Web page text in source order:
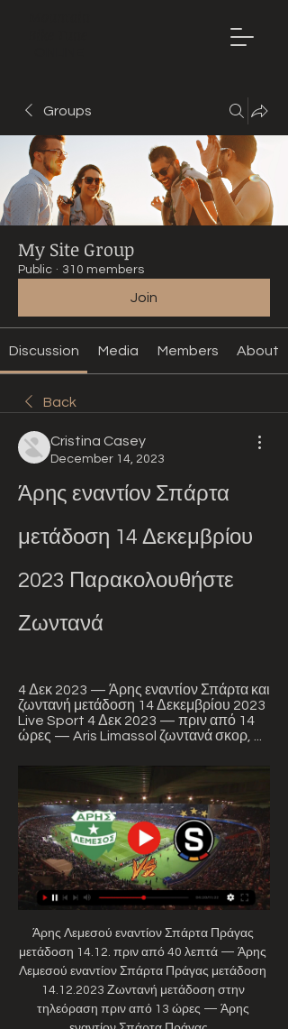
Groups
My Site Group
Public · 310 members
Join
Discussion Media Members About
Back
Cristina Casey
December 14, 2023
Άρης εναντίον Σπάρτα
μετάδοση 14 Δεκεμβρίου
2023 Παρακολουθήστε
Ζωντανά
4 Δεκ 2023 — Άρης εναντίον Σπάρτα και
ζωντανή μετάδοση 14 Δεκεμβρίου 2023
Live Sport 4 Δεκ 2023 — πριν από 14
ώρες — Aris Limassol ζωντανά σκορ, ...
Άρης Λεμεσού εναντίον Σπάρτα Πράγας
μετάδοση 14.12. πριν από 40 λεπτά — Άρης
Λεμεσού εναντίον Σπάρτα Πράγας μετάδοση
14.12.2023 Ζωντανή μετάδοση στην
τηλεόραση πριν από 13 ώρες — Άρης